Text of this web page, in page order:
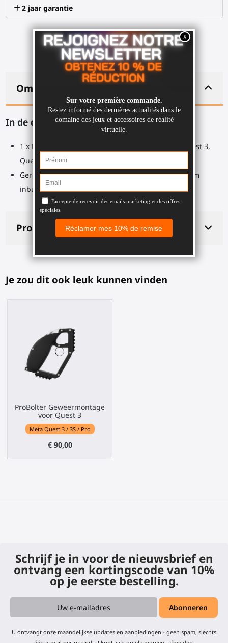
2 jaar garantie
Omschrijving
In de doos:
1 x ProBolter achterste bevestiging om je Meta Quest 3,
Quest 3S, Quest Pro-controller in te plaatsen
Gereedschapstas: 1 x 2,5 mm inbussleutel, 1 x 4 mm
inbussleutel
Productdetails
Je zou dit ook leuk kunnen vinden
ProBolter Geweermontage
voor Quest 3
Meta Quest 3 / 3S / Pro
€ 90,00
Schrijf je in voor de nieuwsbrief en
ontvang een kortingscode van 10%
op je eerste bestelling.
U ontvangt onze maandelijkse updates en aanbiedingen - geen spam, slechts